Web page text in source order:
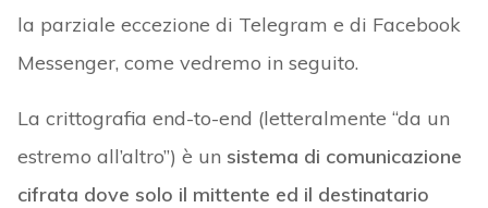
la parziale eccezione di Telegram e di Facebook
Messenger, come vedremo in seguito.
La crittografia end-to-end (letteralmente “da un
estremo all’altro”) è un sistema di comunicazione
cifrata dove solo il mittente ed il destinatario